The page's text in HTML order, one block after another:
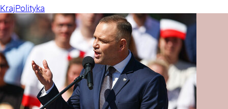
KrajPolityka